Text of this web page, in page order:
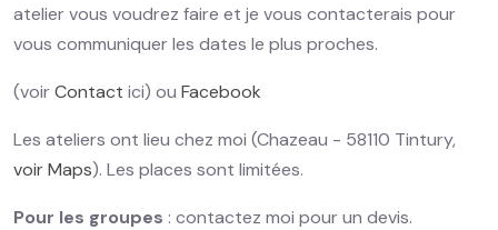
atelier vous voudrez faire et je vous contacterais pour
vous communiquer les dates le plus proches.
(voirContact ici) ou Facebook
Les ateliers ont lieu chez moi (Chazeau - 58110 Tintury,
voir Maps). Les places sont limitées.
Pour les groupes : contactez moi pour un devis.